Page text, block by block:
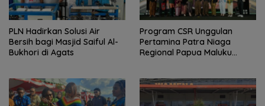
PLN Hadirkan Solusi Air
Bersih bagi Masjid Saiful Al-
Bukhori di Agats
Program CSR Unggulan
Pertamina Patra Niaga
Regional Papua Maluku